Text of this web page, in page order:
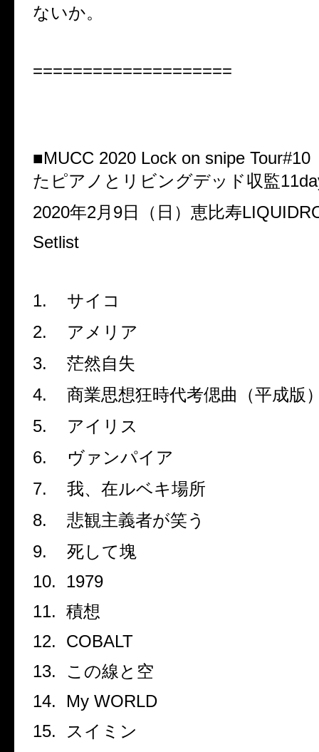
ないか。
====================
■MUCC 2020 Lock on snipe Tour#10
たピアノとリビングデッド収監
2020年2月 9日（日）恵比寿
Setlist
1.
サイコ
2.
アメリア
3.
茫然自失
4.
商業思想狂時代考偲曲（平成版
5.
アイリス
6.
ヴァンパイア
7.
我、在ルベキ場所
8.
悲観主義者が笑う
9.
死して塊
10.
1979
11. 積想
12.
COBALT
13.
この線と空
14.
My WORLD
15.
スイミン